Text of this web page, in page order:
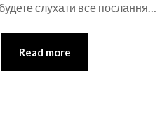
слухати все послання…
Read more